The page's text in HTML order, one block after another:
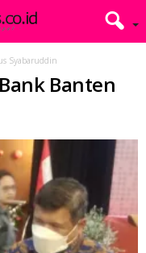
Syabaruddin
Banten